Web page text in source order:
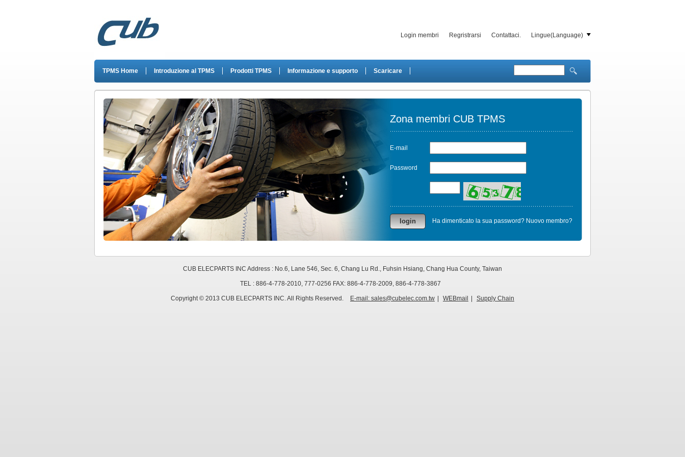
Login membri Regristrarsi Contattaci. Lingue(Language)
TPMS Home Introduzione al TPMS Prodotti TPMS Informazione e supporto Scaricare
Zona membri CUB TPMS
E-mail
Password
Ha dimenticato la sua password? Nuovo membro?
CUB ELECPARTS INC Address : No.6, Lane 546, Sec. 6, Chang Lu Rd., Fuhsin Hsiang, Chang Hua County, Taiwan
TEL : 886-4-778-2010, 777-0256 FAX: 886-4-778-2009, 886-4-778-3867
Copyright © 2013 CUB ELECPARTS INC. All Rights Reserved. E-mail: sales@cubelec.com.tw WEBmail Supply Chain